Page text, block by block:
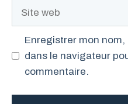
Site
Enregistrer mon
dans le navigateur
commentaire.